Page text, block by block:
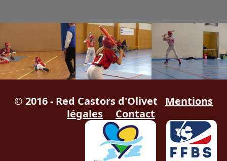
© 2016 - Red Castors d'Olivet
Mentions
légales
Contact